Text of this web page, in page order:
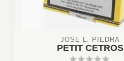
JOSÉ L. PIEDRA
PETIT CETROS